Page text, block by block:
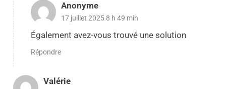
Anonyme
17 juillet 2025 8 h 49 min
Également avez-vous trouvé une solution
Répondre
Valérie